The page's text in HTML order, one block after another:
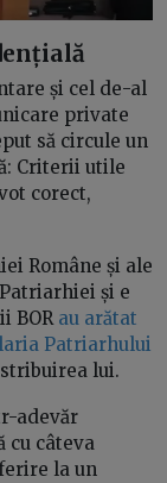
și cel de-al
private
să circule un
Criterii utile
corect,
Române și ale
și e
BOR au arătat
Patriarhului
lui.
adevăr
cu câteva
la un